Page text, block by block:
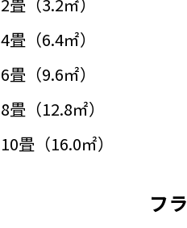
4畳（6.4㎡）
6畳（9.6㎡）
8畳（12.8㎡）
10畳（16.0㎡）
フ